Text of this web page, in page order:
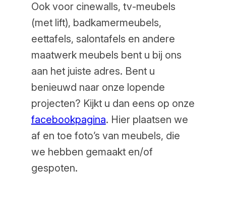
Ook voor cinewalls, tv-meubels
(met lift), badkamermeubels,
eettafels, salontafels en andere
maatwerk meubels bent u bij ons
aan het juiste adres. Bent u
benieuwd naar onze lopende
projecten? Kijkt u dan eens op onze
facebookpagina. Hier plaatsen we
af en toe foto’s van meubels, die
we hebben gemaakt en/of
gespoten.